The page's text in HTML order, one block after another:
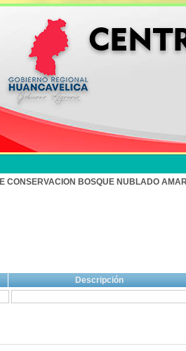
CONSERVACION BOSQUE NUBLADO
Descripción